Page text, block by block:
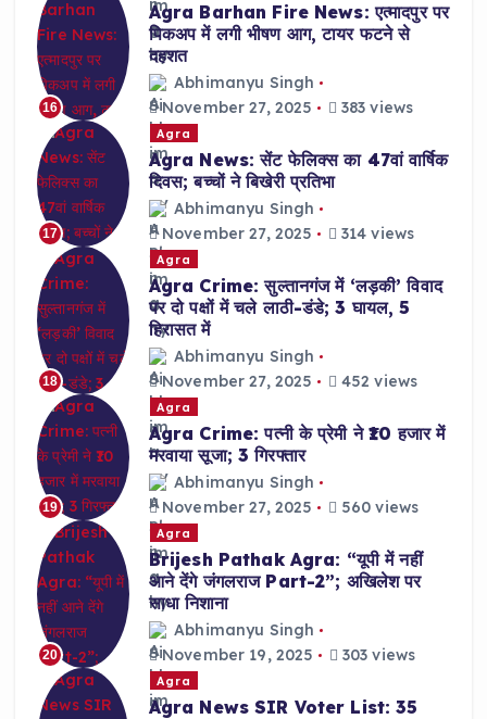
16
Agra Barhan Fire News: एत्मादपुर पर
पिकअप में लगी भीषण आग, टायर फटने से
दहशत
Abhimanyu Singh
November 27, 2025
383 views
17
Agra
Agra News: सेंट फेलिक्स का 47वां वार्षिक
दिवस; बच्चों ने बिखेरी प्रतिभा
Abhimanyu Singh
November 27, 2025
314 views
18
Agra
Agra Crime: सुल्तानगंज में ‘लड़की’ विवाद
पर दो पक्षों में चले लाठी-डंडे; 3 घायल, 5
हिरासत में
Abhimanyu Singh
November 27, 2025
452 views
19
Agra
Agra Crime: पत्नी के प्रेमी ने ₹10 हजार में
मरवाया सूजा; 3 गिरफ्तार
Abhimanyu Singh
November 27, 2025
560 views
20
Agra
Brijesh Pathak Agra: “यूपी में नहीं
आने देंगे जंगलराज Part-2”; अखिलेश पर
साधा निशाना
Abhimanyu Singh
November 19, 2025
303 views
Agra
Agra News SIR Voter List: 35